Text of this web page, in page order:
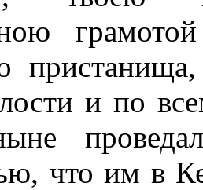
и по
что им в